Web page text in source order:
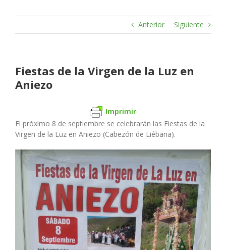
Anterior Siguiente
Fiestas de la Virgen de la Luz en
Aniezo
Imprimir
El próximo 8 de septiembre se celebrarán las Fiestas de la
Virgen de la Luz en Aniezo (Cabezón de Liébana).